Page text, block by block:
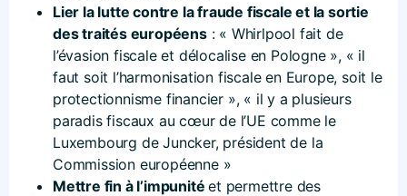
Lier la lutte contre la fraude fiscale et la sortie
des traités européens: « Whirlpool fait de
l’évasion fiscale et délocalise en Pologne », « il
faut soit l’harmonisation fiscale en Europe, soit le
protectionnisme financier », « il y a plusieurs
paradis fiscaux au cœur de l’UE comme le
Luxembourg de Juncker, président de la
Commission européenne »
Mettre fin à l’impunitéet permettre des